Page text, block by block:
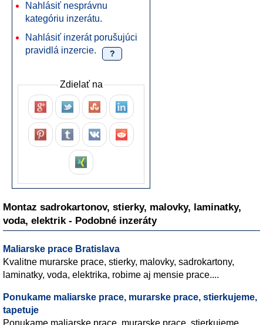
Nahlásiť nesprávnu
kategóriu inzerátu.
Nahlásiť inzerát porušujúci
pravidlá inzercie.
?
Zdielať na
Montaz sadrokartonov, stierky, malovky, laminatky,
voda, elektrik - Podobné inzeráty
Maliarske prace Bratislava
Kvalitne murarske prace, stierky, malovky, sadrokartony,
laminatky, voda, elektrika, robime aj mensie prace....
Ponukame maliarske prace, murarske prace, stierkujeme,
tapetuje
Ponukame maliarske prace, murarske prace, stierkujeme,